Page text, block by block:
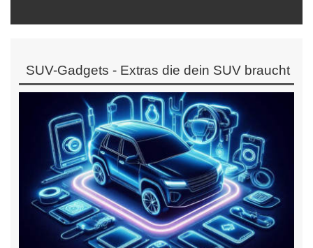
SUV-Gadgets - Extras die dein SUV braucht